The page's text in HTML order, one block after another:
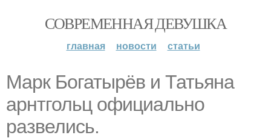
СОВРЕМЕННАЯ ДЕВУШКА
главная новости статьи
Марк Богатырёв и Татьяна
арнтгольц официально
развелись.